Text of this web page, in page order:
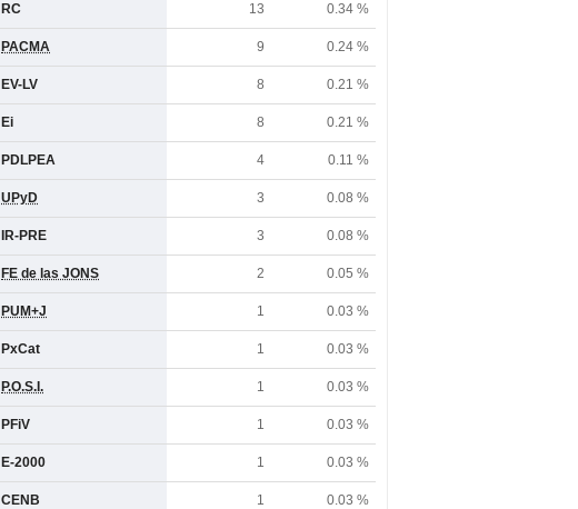
RC 13 0.34 %
PACMA 9 0.24 %
EV-LV 8 0.21 %
Ei 8 0.21 %
PDLPEA 4 0.11 %
UPyD 3 0.08 %
IR-PRE 3 0.08 %
FE de las JONS 2 0.05 %
PUM+J 1 0.03 %
PxCat 1 0.03 %
P.O.S.I. 1 0.03 %
PFiV 1 0.03 %
E-2000 1 0.03 %
CENB 1 0.03 %